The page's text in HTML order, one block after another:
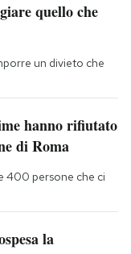
quello che
un divieto che
hanno rifiutato
di Roma
400 persone che ci
la